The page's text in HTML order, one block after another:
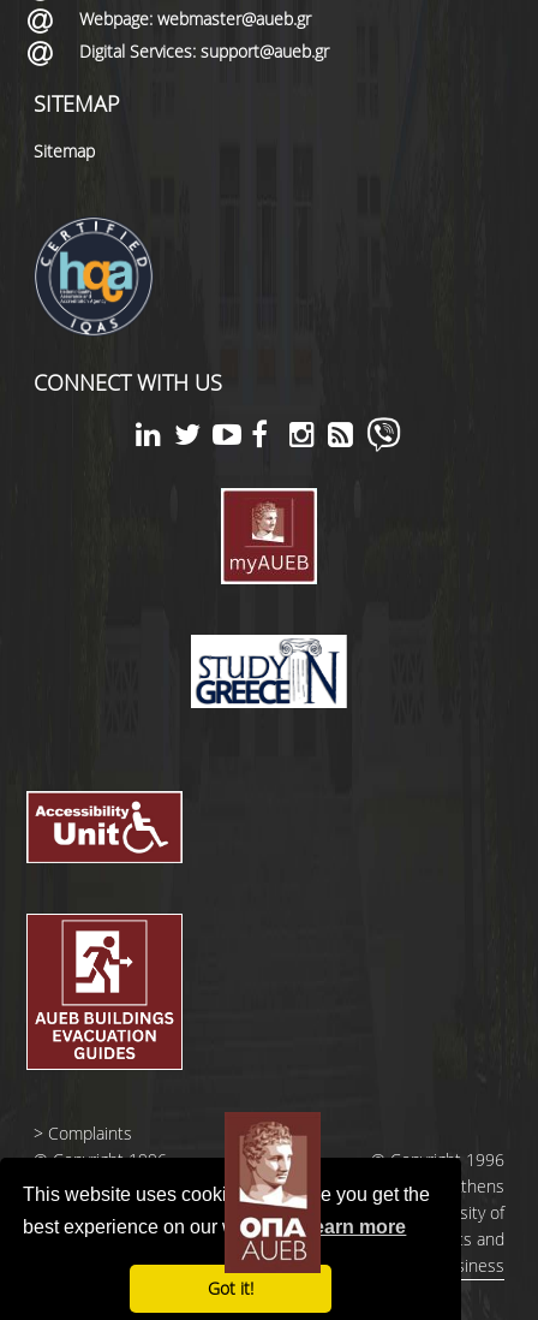
This website uses cookies to ensure you get the
best experience on our website.Learn more
Got it!
Webpage: webmaster@aueb.gr
Digital Services: support@aueb.gr
SITEMAP
Sitemap
CONNECT WITH US
> Complaints
© Copyright 1996
- 2026 |
Πανεπιστήμιο
© Copyright 1996
- 2026 | Athens
University of
Economics and
Business